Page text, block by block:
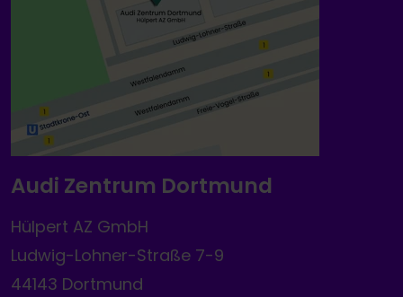
Audi Zentrum Dortmund
Hülpert AZ GmbH
Ludwig-Lohner-Straße 7-9
44143 Dortmund